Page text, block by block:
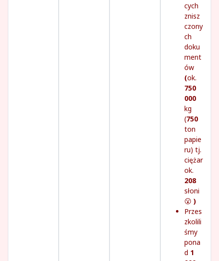
cych
znisz
czony
ch
doku
ment
ów
(ok.
750
000
kg
(750
ton
papie
ru) tj.
ciężar
ok.
208
słoni
😮 )
Przes
zkolili
śmy
pona
d 1